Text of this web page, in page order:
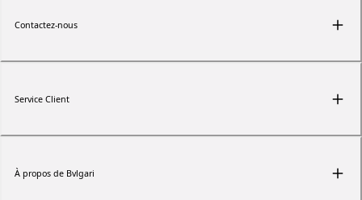
Contactez-nous
Service Client
À propos de Bvlgari